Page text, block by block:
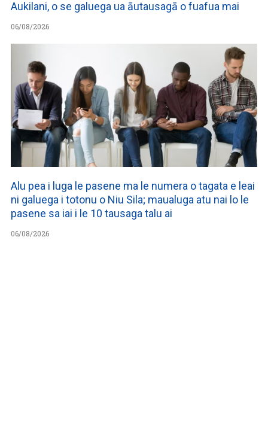
Aukilani, o se galuega ua āutausagā o fuafua mai
06/08/2026
Alu pea i luga le pasene ma le numera o tagata e leai
ni galuega i totonu o Niu Sila; maualuga atu nai lo le
pasene sa iai i le 10 tausaga talu ai
06/08/2026